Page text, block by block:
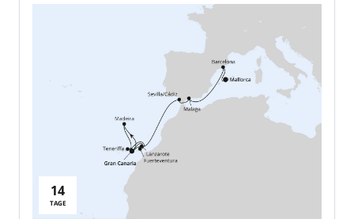
Reisedauer:
14
TAGE